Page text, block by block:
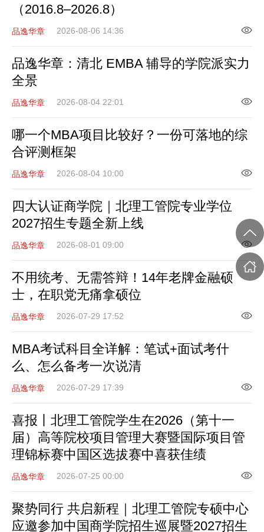
（2016.8–2026.8）
品逸华章 2026-08-06 14:36
品逸华章：清北 EMBA 辅导的学院派实力
全景
品逸华章 2026-08-04 22:01
哪一个MBA项目比较好？一份可落地的综
合评测框架
品逸华章 2026-08-04 10:00
四大认证商学院｜北理工管院专业学位
2027招生专题全新上线
品逸华章 2026-08-01 09:00
不用统考、无需答辩！14年老牌金融硕
士，在职党无痛拿硕位
品逸华章 2026-07-29 17:52
MBA考试科目全详解：笔试+面试考什
么、怎么备考一次说清
品逸华章 2026-07-29 17:39
喜报丨北理工管院学生在2026（第十一
届）高等院校项目管理大赛暨国际项目管
理锦标赛中国区选拔赛中喜获佳绩
品逸华章 2026-07-25 00:00
聚势同行 共启新程｜北理工管院专硕中心
应邀参加中国商学院招生巡展暨2027招生